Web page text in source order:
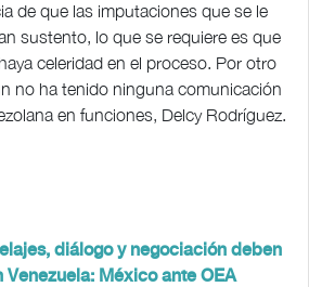
de que las imputaciones que se le
sustento, lo que se requiere es que
celeridad en el proceso. Por otro
no ha tenido ninguna comunicación
en funciones, Delcy Rodríguez.
diálogo y negociación deben
México ante OEA